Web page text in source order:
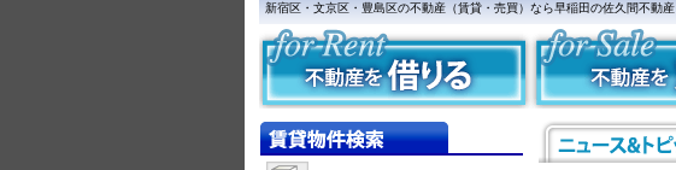
新宿区・文京区・豊島区の不動産（賃貸・売買）なら早稲田の佐久間不動産